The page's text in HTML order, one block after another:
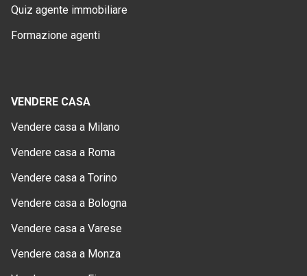
Quiz agente immobiliare
Formazione agenti
VENDERE CASA
Vendere casa a Milano
Vendere casa a Roma
Vendere casa a Torino
Vendere casa a Bologna
Vendere casa a Varese
Vendere casa a Monza